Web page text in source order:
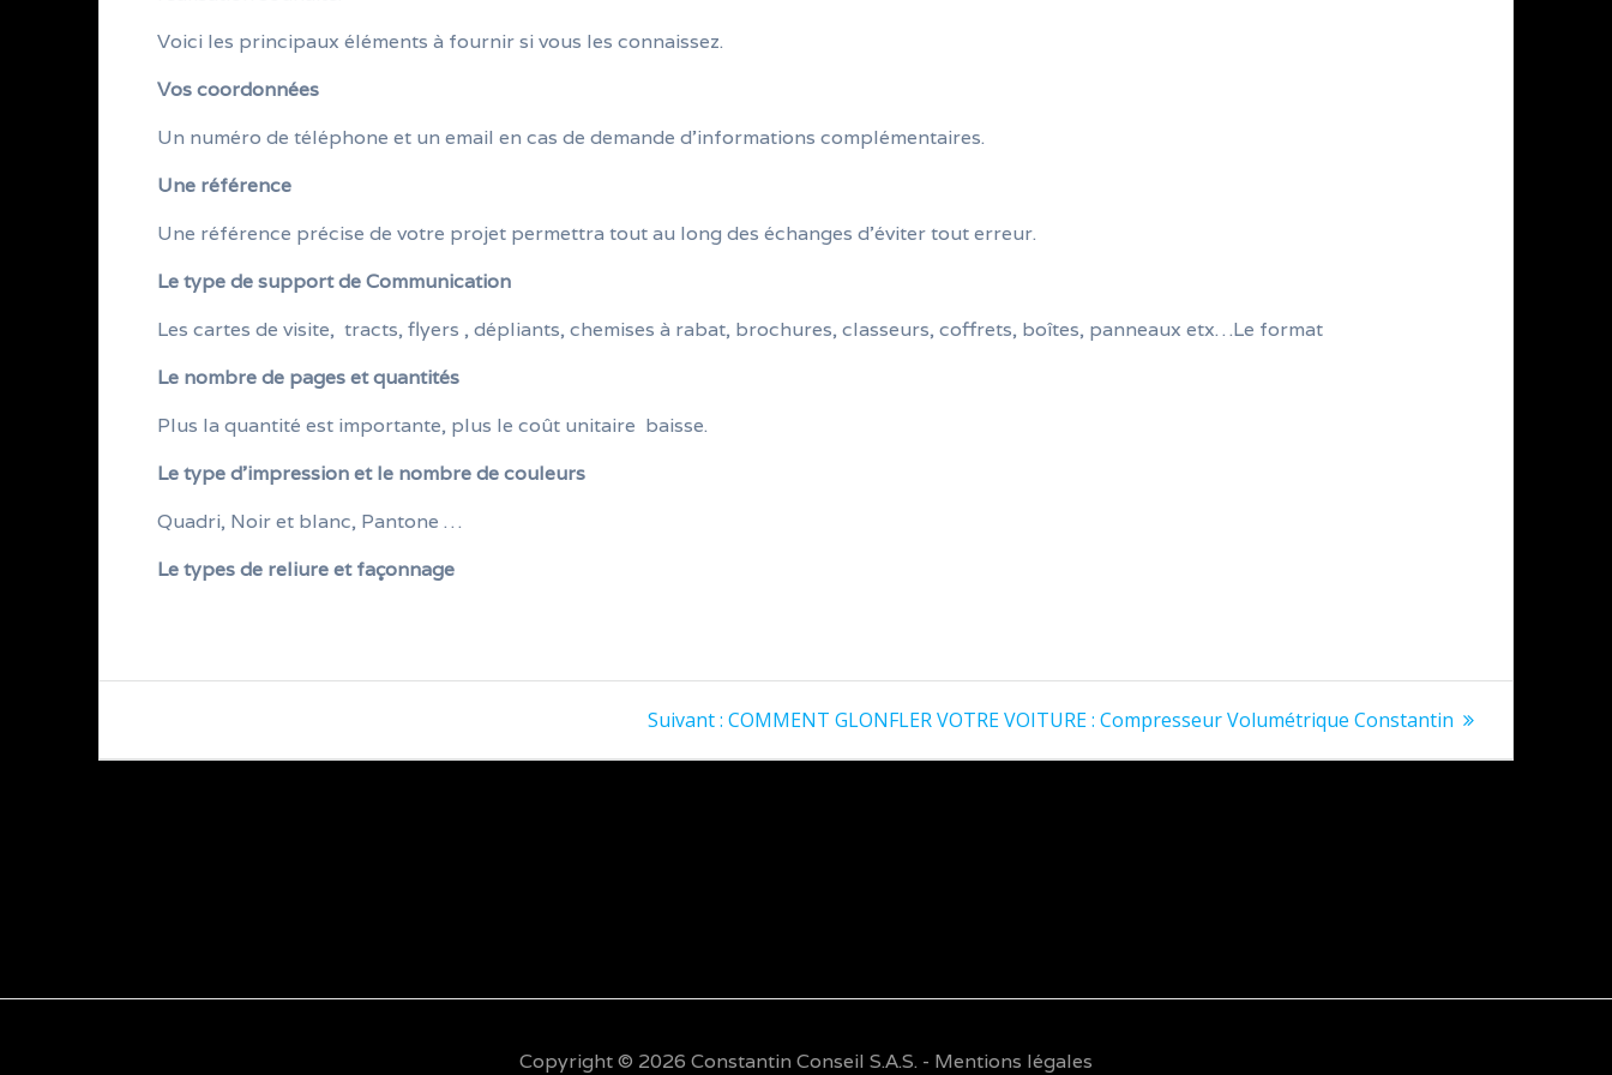
Voici les principaux éléments à fournir si vous les connaissez.
Vos coordonnées
Un numéro de téléphone et un email en cas de demande d’informations complémentaires.
Une référence
Une référence précise de votre projet permettra tout au long des échanges d’éviter tout erreur.
Le type de support de Communication
Les cartes de visite, tracts, flyers , dépliants, chemises à rabat, brochures, classeurs, coffrets, boîtes, panneaux etx…Le format
Le nombre de pages et quantités
Plus la quantité est importante, plus le coût unitaire baisse.
Le type d’impression et le nombre de couleurs
Quadri, Noir et blanc, Pantone …
Le types de reliure et façonnage
de
Suivant : Article
COMMENT GLONFLER VOTRE VOITURE : Compresseur Volumétrique Constantin
Copyright © 2026 Constantin Conseil S.A.S. - Mentions légales